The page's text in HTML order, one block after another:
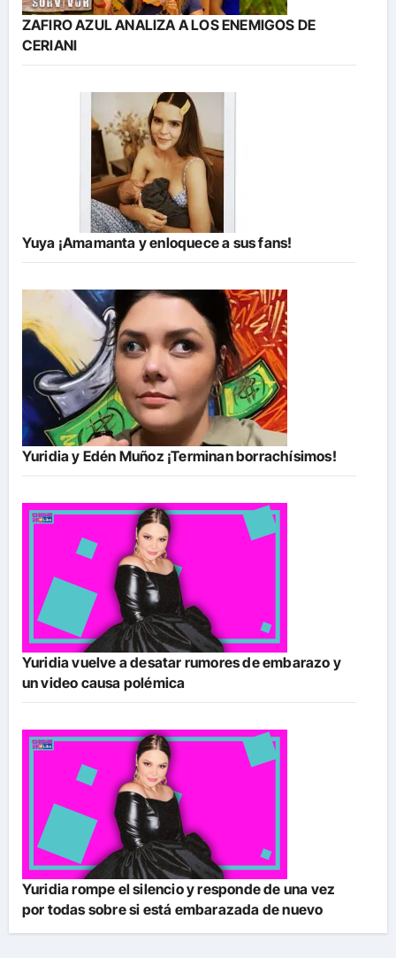
ZAFIRO AZUL ANALIZA A LOS ENEMIGOS DE
CERIANI
Yuya ¡Amamanta y enloquece a sus fans!
Yuridia y Edén Muñoz ¡Terminan borrachísimos!
Yuridia vuelve a desatar rumores de embarazo y
un video causa polémica
Yuridia rompe el silencio y responde de una vez
por todas sobre si está embarazada de nuevo